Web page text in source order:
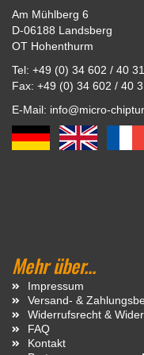
Am Mühlberg 6
D-06188 Landsberg
OT Hohenthurm
Tel: +49 (0) 34 602 / 40
Fax: +49 (0) 34 602 / 40
E-Mail: info@micro-
Mehr über...
Impressum
Versand- &
Widerrufsrecht &
FAQ
Kontakt